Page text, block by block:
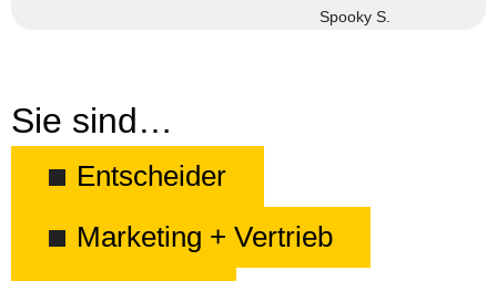
Spooky S.
Sie sind…
Entscheider
Marketing + Vertrieb